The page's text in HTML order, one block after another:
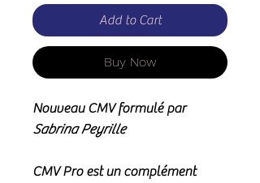
Add to Cart
Buy Now
Nouveau CMV formulé par
Sabrina Peyrille
CMV Proest un complément